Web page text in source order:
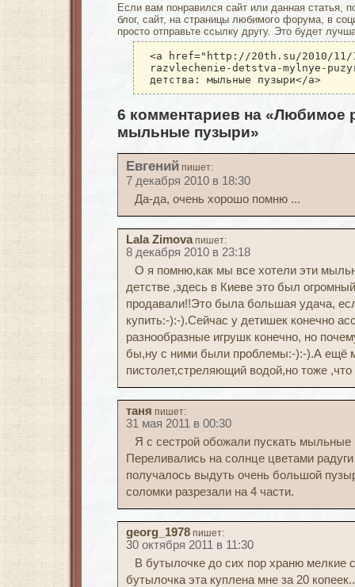
Если вам понравился сайт или данная статья,
блог, сайт, на страницы любимого форума, в
просто отправьте ссылку другу. Это будет
<a href="http://20th.su/2010/11/
razvlechenie-detstva-mylnye-
детства: мыльные пузыри</a>
6 комментариев на «Любимое
мыльные пузыри»
Евгений пишет:
7 декабря 2010 в 18:30
Да-да, очень хорошо помню ...
Lala Zimova пишет:
8 декабря 2010 в 23:18
О я помню,как мы все хотели эти
детстве ,здесь в Киеве это был
продавали!!Это была большая удача,
купить:-):-).Сейчас у детишек конечно
разнообразные игрушк конечно, но
бы,ну с ними были проблемы:-):-).А ещё
пистолет,стреляющий водой,но тоже
таня пишет:
31 мая 2011 в 00:30
Я с сестрой обожали пускать мыльные
Переливались на солнце цветами
получалось выдуть очень большой
соломки разрезали на 4 части.
georg_1978 пишет:
30 октября 2011 в 11:30
В бутылочке до сих пор храню мелкие
бутылочка эта куплена мне за 20